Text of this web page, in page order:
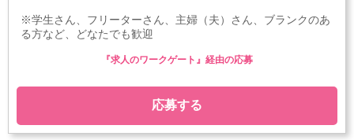
※学生さん、フリーターさん、主婦（夫）さん、ブランクのあ
る方など、どなたでも歓迎
応募する
『求人のワークゲート』経由の応募